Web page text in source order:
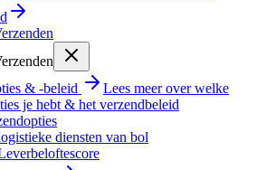
& -beleid
Lees meer over welke
je hebt & het verzendbeleid
diensten van bol